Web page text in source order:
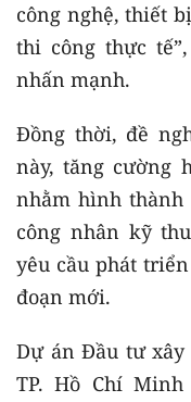
công nghệ, thiết
thi công thực
nhấn mạnh.
Đồng thời, đề
này, tăng cường
nhằm hình thành
công nhân kỹ
yêu cầu phát
đoạn mới.
Dự án Đầu tư xây
TP. Hồ Chí